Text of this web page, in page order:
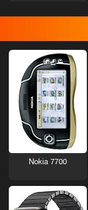
Nokia 7700